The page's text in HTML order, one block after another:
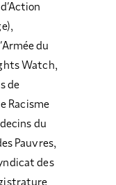
du
Watch,
de
Racisme
du
Pauvres,
des